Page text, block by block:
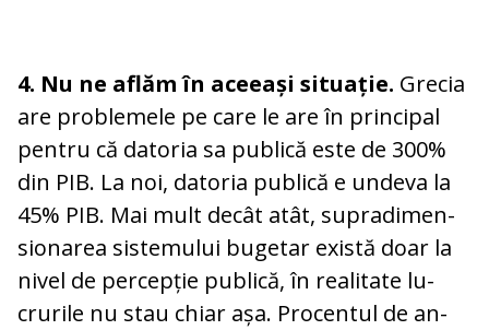
4. Nu ne aflăm în aceeași situație. Grecia
are problemele pe care le are în principal
pen­tru că datoria sa publică es­te de 300%
din PIB. La noi, datoria pu­bli­că e undeva la
45% PIB. Mai mult decât atât, su­pra­di­men­
sio­na­rea sistemului bu­ge­tar există doar la
nivel de percepție pu­bli­că, în realitate lu­
crurile nu stau chiar așa. Procentul de an­